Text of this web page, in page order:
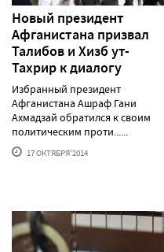
Новый президент
Афганистана призвал
Талибов и Хизб ут-
Тахрир к диалогу
Избранный президент
Афганистана Ашраф Гани
Ахмадзай обратился к своим
политическим проти......
17 ОКТЯБРЯ'2014